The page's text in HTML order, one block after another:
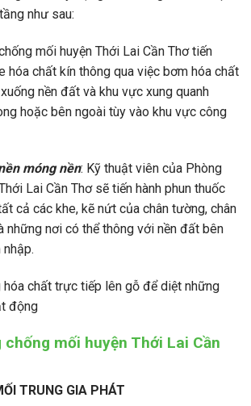
như sau:
mối huyện Thới Lai Cần Thơ tiến
hóa chất kín thông qua việc bơm hóa chất
nền đất và khu vực xung quanh
hoặc bên ngoài tùy vào khu vực công
móng nền: Kỹ thuật viên của Phòng
Lai Cần Thơ sẽ tiến hành phun thuốc
cả các khe, kẽ nứt của chân tường, chân
những nơi có thể thông với nền đất bên
hóa chất trực tiếp lên gỗ để diệt những
động
chống mối huyện Thới Lai Cần
TRUNG GIA PHÁT